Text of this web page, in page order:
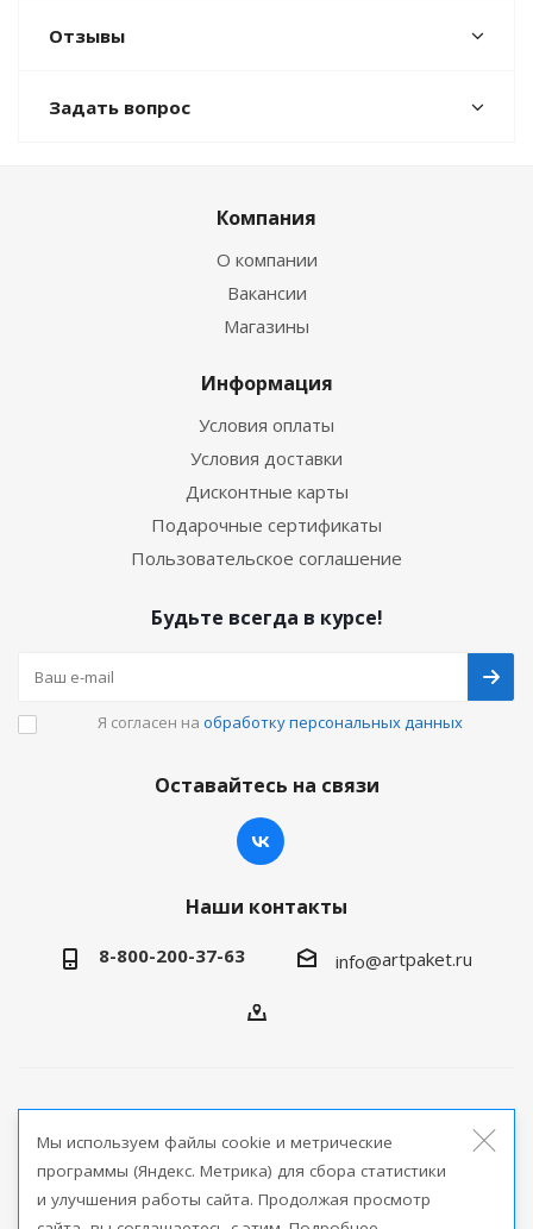
Отзывы
Задать вопрос
Компания
О компании
Вакансии
Магазины
Информация
Условия оплаты
Условия доставки
Дисконтные карты
Подарочные сертификаты
Пользовательское соглашение
Будьте всегда в курсе!
Я согласен на обработку персональных данных
Оставайтесь на связи
Наши контакты
8-800-200-37-63 info@artpaket.ru
продукции
Версия для печати
Мы используем файлы cookie и метрические
программы (Яндекс. Метрика) для сбора статистики
и улучшения работы сайта. Продолжая просмотр